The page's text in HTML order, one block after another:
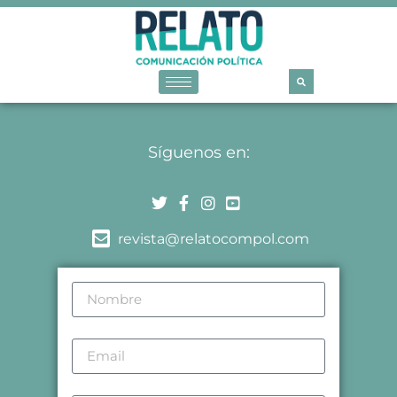
Síguenos en:
revista@relatocompol.com